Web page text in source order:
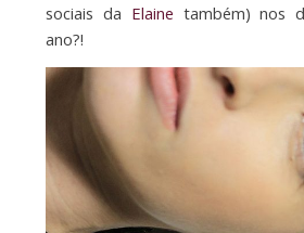
sociais da Elaine também) nos
ano?!